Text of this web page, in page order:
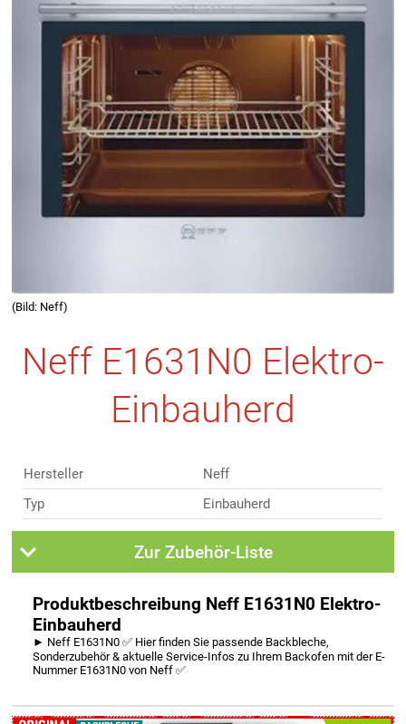
(Bild: Neff)
Neff E1631N0 Elektro-
Einbauherd
Hersteller
Neff
Typ
Einbauherd
Zur Zubehör-Liste
Produktbeschreibung Neff E1631N0 Elektro-
Einbauherd
► Neff E1631N0 ✅ Hier finden Sie passende Backbleche,
Sonderzubehör & aktuelle Service-Infos zu Ihrem Backofen mit der E-
Nummer E1631N0 von Neff ✅